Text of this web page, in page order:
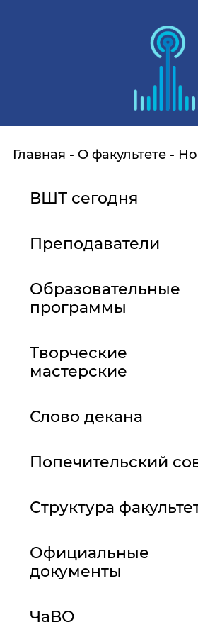
Главная О факультете
ВШТ сегодня
Преподаватели
Образовательные
программы
Творческие
мастерские
Слово декана
Попечительский
Структура
Официальные
документы
ЧаВО